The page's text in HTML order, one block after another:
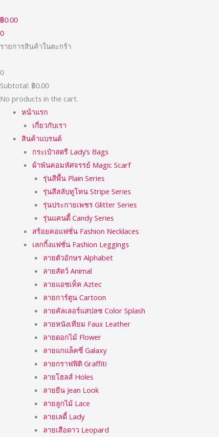
to
content
฿0.00
0
รายการสินค้าในตะกร้า
0
Subtotal: ฿0.00
No products in the cart.
หน้าแรก
เกี่ยวกับเรา
สินค้าแบรนด์
กระเป๋าสตรี Lady’s Bags
ผ้าพันคอมหัศจรรย์ Magic Scarf
รุ่นสีพื้น Plain Series
รุ่นสีสลับทูโทน Stripe Series
รุ่นประกายเพชร Glitter Series
รุ่นแคนดี้ Candy Series
สร้อยคอแฟชั่น Fashion Necklaces
เลกกิ้งแฟชั่น Fashion Leggings
ลายตัวอักษร Alphabet
ลายสัตว์ Animal
ลายแอซเท็ค Aztec
ลายการ์ตูน Cartoon
ลายคัลเลอร์แสปลช Color Splash
ลายหนังเทียม Faux Leather
ลายดอกไม้ Flower
ลายแกแล็คซี่ Galaxy
ลายกราฟฟิติ Graffiti
ลายโฮลส์ Holes
ลายยีน Jean Look
ลายลูกไม้ Lace
ลายเลดี้ Lady
ลายเสือดาว Leopard